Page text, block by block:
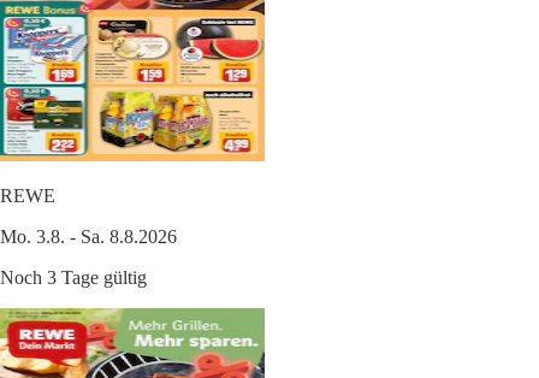
REWE
Mo. 3.8. - Sa. 8.8.2026
Noch 3 Tage gültig